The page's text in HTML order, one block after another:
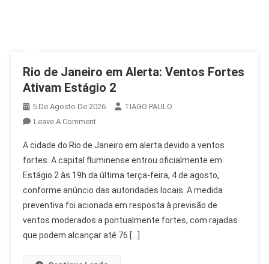
Rio de Janeiro em Alerta: Ventos Fortes
Ativam Estágio 2
5 De Agosto De 2026
TIAGO PAULO
Leave A CommentOn
De
Janeiro
Em
Alerta:
Ventos
Fortes
Ativam
A cidade do Rio de Janeiro em alerta devido a ventos
fortes. A capital fluminense entrou oficialmente em
Estágio 2 às 19h da última terça-feira, 4 de agosto,
conforme anúncio das autoridades locais. A medida
preventiva foi acionada em resposta à previsão de
ventos moderados a pontualmente fortes, com rajadas
que podem alcançar até 76 […]